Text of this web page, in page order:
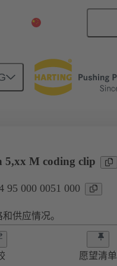
5,xx M coding clip
95 000 0051 000
供应情况。
愿望清单